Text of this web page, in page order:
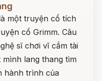
một truyện cổ tích
cổ Grimm. Câu
sĩ chơi vĩ cầm tài
lang thang tìm
hành trình của